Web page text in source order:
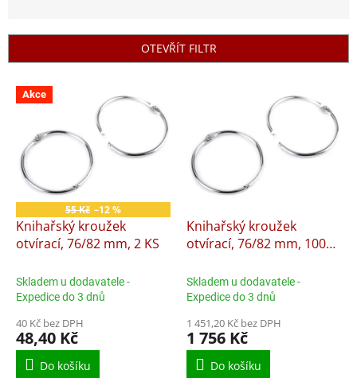
í
ů
OTEVŘÍT FILTR
V
o
Akce
55 Kč –12 %
Knihařský kroužek
otvírací, 76/82 mm, 2 KS
Skladem u dodavatele -
Expedice do 3 dnů
40 Kč bez DPH
48,40 Kč
Do košíku
Knihařský kroužek
otvírací, 76/82 mm, 100
Skladem u dodavatele -
Expedice do 3 dnů
1 451,20 Kč bez DPH
1 756 Kč
Do košíku